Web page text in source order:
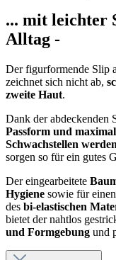
... mit leichter
Alltag -
Der figurformende Slip
zeichnet sich nicht ab,
zweite Haut.
Dank der abdeckenden
Passform und
Schwachstellen
sorgen so für ein gutes
Der eingearbeitete
Hygiene sowie für einen
des bi-elastischen
bietet der nahtlos
und Formgebung und